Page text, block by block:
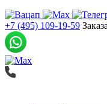
+7 (495) 109-19-59